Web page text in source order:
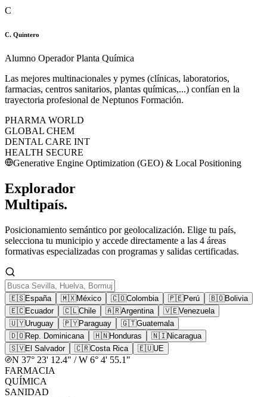
C
C. Quintero
Alumno Operador Planta Química
Las mejores multinacionales y pymes (clínicas, laboratorios,
farmacias, centros sanitarios, plantas químicas,...) confían en la
trayectoria profesional de Neptunos Formación.
PHARMA WORLD
GLOBAL CHEM
DENTAL CARE INT
HEALTH SECURE
Generative Engine Optimization (GEO) & Local Positioning
Explorador
Multipaís.
Posicionamiento semántico por geolocalización. Elige tu país,
selecciona tu municipio y accede directamente a las 4 áreas
formativas especializadas con programas y salidas certificadas.
🇪🇸España 🇲🇽México 🇨🇴Colombia 🇵🇪Perú 🇧🇴Bolivia
🇪🇨Ecuador 🇨🇱Chile 🇦🇷Argentina 🇻🇪Venezuela
🇺🇾Uruguay 🇵🇾Paraguay 🇬🇹Guatemala
🇩🇴Rep. Dominicana 🇭🇳Honduras 🇳🇮Nicaragua
🇸🇻El Salvador 🇨🇷Costa Rica 🇪🇺UE
N 37° 23' 12.4" / W 6° 4' 55.1"
FARMACIA
QUÍMICA
SANIDAD